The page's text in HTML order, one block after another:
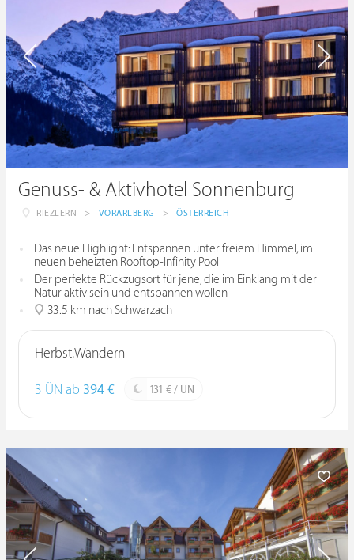
Genuss- & Aktivhotel Sonnenburg
RIEZLERN > VORARLBERG > ÖSTERREICH
Das neue Highlight: Entspannen unter freiem Himmel, im
neuen beheizten Rooftop-Infinity Pool
Der perfekte Rückzugsort für jene, die im Einklang mit der
Natur aktiv sein und entspannen wollen
33.5 km nach Schwarzach
Herbst.Wandern
3 ÜN ab 394 € 131 € / ÜN